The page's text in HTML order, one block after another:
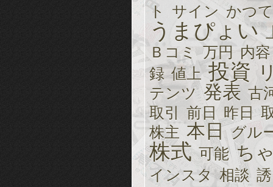
ト サイン かつて
うまぴょい
Ｂコミ 万円
内容
録 値上 投資
テンツ 発表 古
取引
前日 昨日
株主 本日 グル
株式 可能 ち
インスタ 相談